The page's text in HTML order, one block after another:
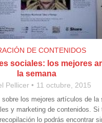
DE CONTENIDOS
sociales: los mejores
la semana
Pellicer 11 octubre, 2015
los mejores artículos de la
y marketing de contenidos. Si
lo podrás encontrar